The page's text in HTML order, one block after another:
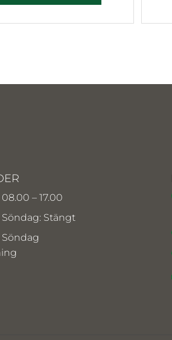
– 17.00
Söndag: Stängt
Söndag